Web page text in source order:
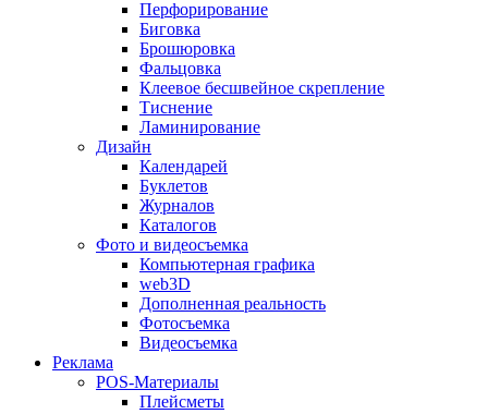
Перфорирование
Биговка
Брошюровка
Фальцовка
Клеевое бесшвейное скрепление
Тиснение
Ламинирование
Дизайн
Календарей
Буклетов
Журналов
Каталогов
Фото и видеосъемка
Компьютерная графика
web3D
Дополненная реальность
Фотосъемка
Видеосъемка
Реклама
POS-Материалы
Плейсметы